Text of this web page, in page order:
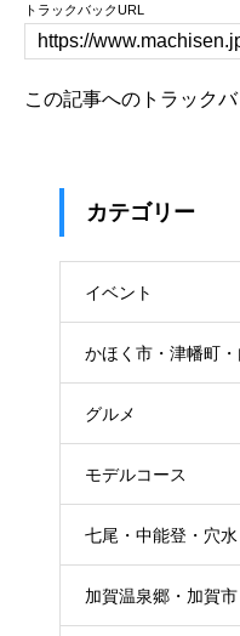
トラックバックURL
この記事へのトラック
カテゴリー
イベント
かほく市・津幡町
グルメ
モデルコース
七尾・中能登・穴水
加賀温泉郷・加賀市